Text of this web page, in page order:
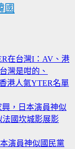
國
在台灣I：AV、港
灣是咁的、
港人氣YTER名單
，日本演員神似
法國坎城影展影
演員神似國民黨